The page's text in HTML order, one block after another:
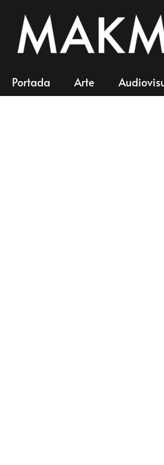
Portada Arte